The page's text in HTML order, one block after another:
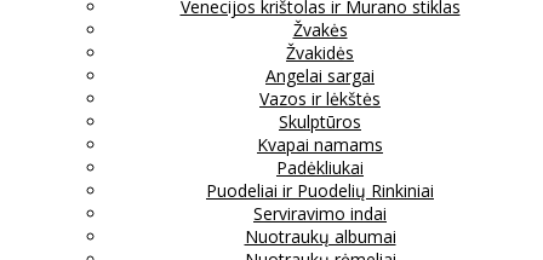
Venecijos krištolas ir Murano stiklas
Žvakės
Žvakidės
Angelai sargai
Vazos ir lėkštės
Skulptūros
Kvapai namams
Padėkliukai
Puodeliai ir Puodelių Rinkiniai
Serviravimo indai
Nuotraukų albumai